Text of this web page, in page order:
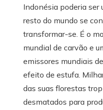
Indonésia poderia ser
resto do mundo se
transformar-se. É o
mundial de carvão e
emissores mundiais
efeito de estufa.
das suas florestas
desmatados para